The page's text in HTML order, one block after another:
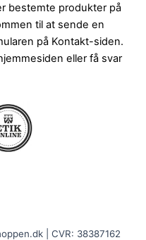
bestemte produkter på
til at sende en
på Kontakt-siden.
eller få svar
| CVR: 38387162